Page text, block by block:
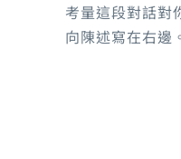
自
考量這段對話對
向陳述寫在右邊